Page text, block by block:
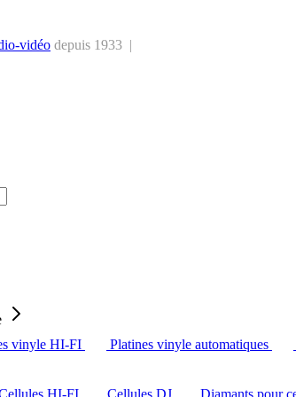
vidéo depuis 1933 |
vinyle HI-FI Platines vinyle automatiques
HI-FI Cellules DJ Diamants pour